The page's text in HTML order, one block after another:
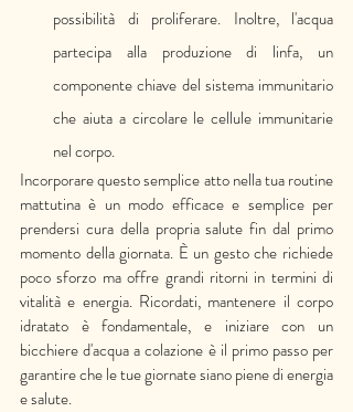
possibilità di proliferare. Inoltre, l'acqua
partecipa alla produzione di linfa, un
componente chiave del sistema immunitario
che aiuta a circolare le cellule immunitarie
nel corpo.
Incorporare questo semplice atto nella tua routine
mattutina è un modo efficace e semplice per
prendersi cura della propria salute fin dal primo
momento della giornata. È un gesto che richiede
poco sforzo ma offre grandi ritorni in termini di
vitalità e energia. Ricordati, mantenere il corpo
idratato è fondamentale, e iniziare con un
bicchiere d'acqua a colazione è il primo passo per
garantire che le tue giornate siano piene di energia
e salute.